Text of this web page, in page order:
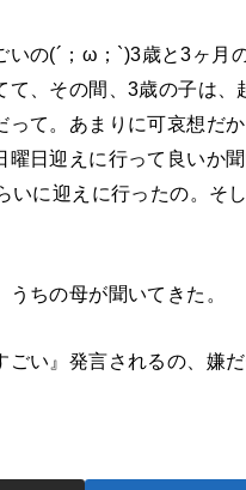
いの(´；ω；`)3歳と3ヶ
て、その間、3歳の子は
って。あまりに可哀想だ
曜日迎えに行って良いか
いに迎えに行ったの。そ
ちの母が聞いてきた。
い』発言されるの、嫌だ